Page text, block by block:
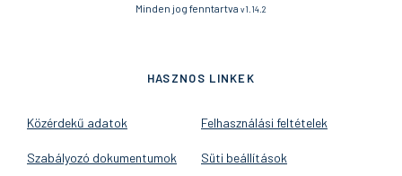
Minden jog fenntartva v1.14.2
HASZNOS LINKEK
Közérdekű adatok
Szabályozó dokumentumok
Felhasználási feltételek
Süti beállítások